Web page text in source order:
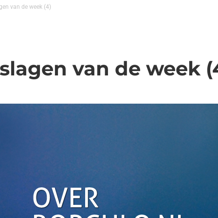
van de week (4)
van de week